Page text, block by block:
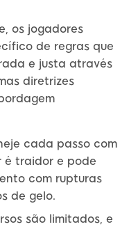
os jogadores
de regras que
e justa através
diretrizes
cada passo com
é traidor e pode
com rupturas
de gelo.
são limitados, e